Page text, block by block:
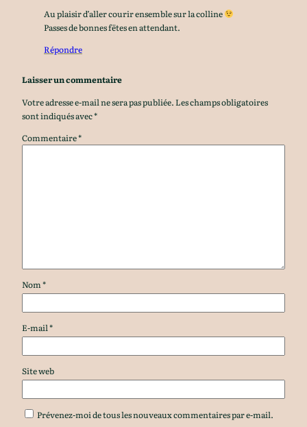
Au plaisir d’aller courir ensemble sur la colline
Passes de bonnes fëtes en attendant.
Répondre
Laisser un commentaire
Votre adresse e-mail ne sera pas publiée.Les champs obligatoires
sont indiqués avec*
Commentaire*
Nom*
E-mail*
Site web
Prévenez-moi de tous les nouveaux commentaires par e-mail.